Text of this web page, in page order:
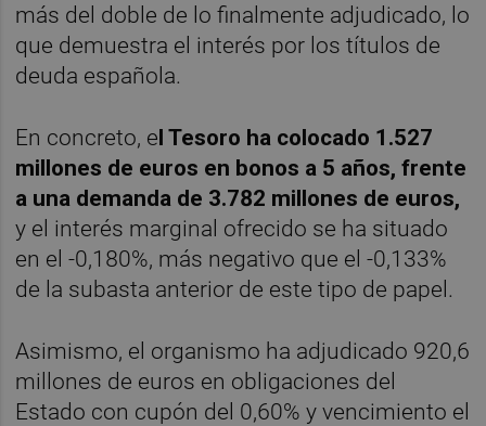
más del doble de lo finalmente adjudicado, lo
que demuestra el interés por los títulos de
deuda española.
En concreto, el Tesoro ha colocado 1.527
millones de euros en bonos a 5 años, frente
a una demanda de 3.782 millones de euros,
y el interés marginal ofrecido se ha situado
en el -0,180%, más negativo que el -0,133%
de la subasta anterior de este tipo de papel.
Asimismo, el organismo ha adjudicado 920,6
millones de euros en obligaciones del
Estado con cupón del 0,60% y vencimiento el